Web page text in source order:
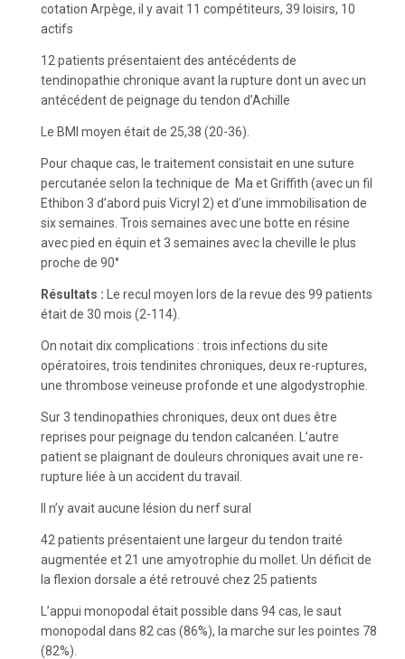
cotation Arpège, il y avait 11 compétiteurs, 39 loisirs, 10
actifs
12 patients présentaient des antécédents de
tendinopathie chronique avant la rupture dont un avec un
antécédent de peignage du tendon d’Achille
Le BMI moyen était de 25,38 (20-36).
Pour chaque cas, le traitement consistait en une suture
percutanée selon la technique de Ma et Griffith (avec un fil
Ethibon 3 d’abord puis Vicryl 2) et d’une immobilisation de
six semaines. Trois semaines avec une botte en résine
avec pied en équin et 3 semaines avec la cheville le plus
proche de 90°
Résultats :
Le recul moyen lors de la revue des 99 patients
était de 30 mois (2-114).
On notait dix complications : trois infections du site
opératoires, trois tendinites chroniques, deux re-ruptures,
une thrombose veineuse profonde et une algodystrophie.
Sur 3 tendinopathies chroniques, deux ont dues être
reprises pour peignage du tendon calcanéen. L’autre
patient se plaignant de douleurs chroniques avait une re-
rupture liée à un accident du travail.
Il n’y avait aucune lésion du nerf sural
42 patients présentaient une largeur du tendon traité
augmentée et 21 une amyotrophie du mollet. Un déficit de
la flexion dorsale a été retrouvé chez 25 patients
L’appui monopodal était possible dans 94 cas, le saut
monopodal dans 82 cas (86%), la marche sur les pointes 78
(82%).